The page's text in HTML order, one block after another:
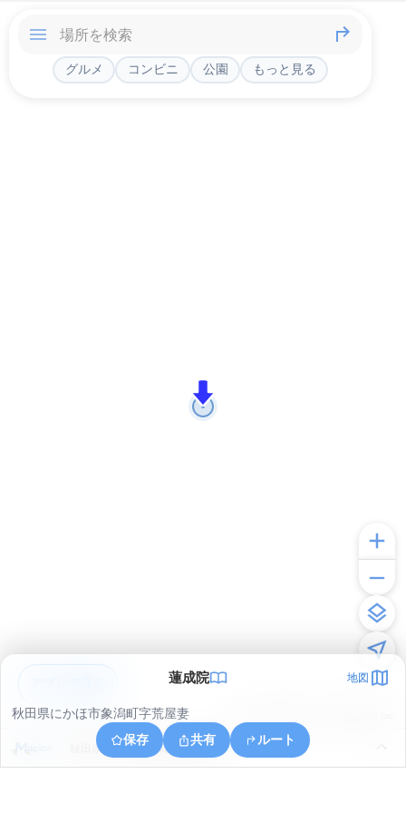
グルメ コンビニ 公園 もっと見る
蓮成院 地図
秋田県にかほ市象潟町字荒屋妻
保存
共有 ルート
秋田県にかほ市象潟町字武道島